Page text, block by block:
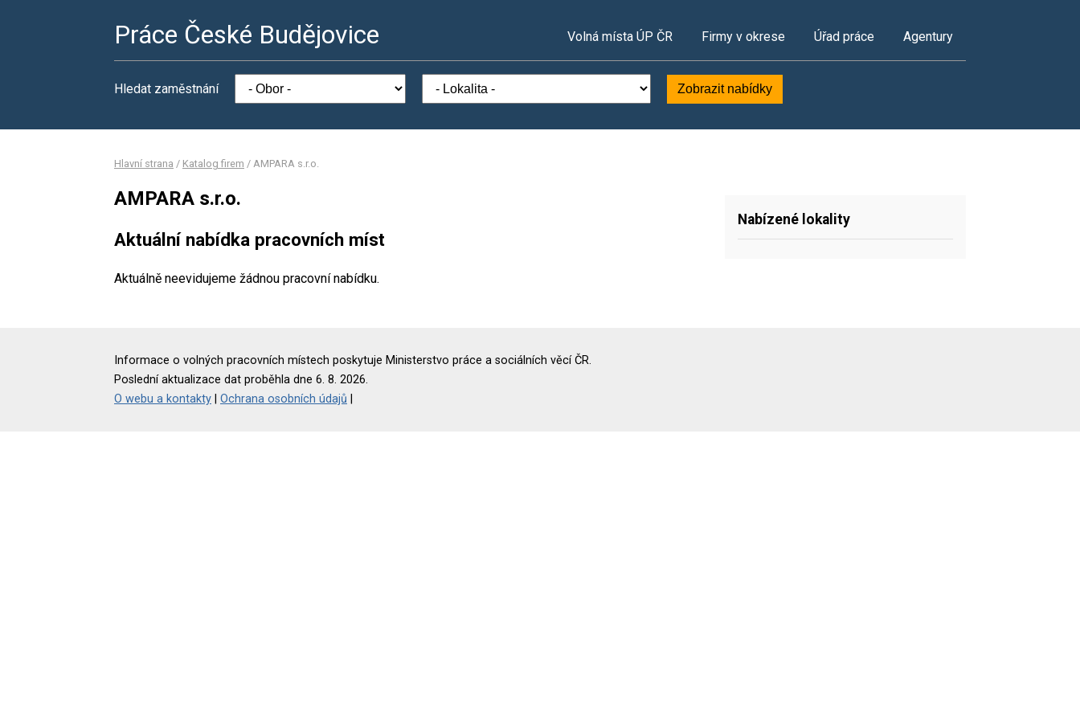
Práce České Budějovice Volná místa ÚP ČR Firmy v okrese Úřad práce Agentury
Hledat zaměstnání Zobrazit nabídky
Hlavní strana / Katalog firem / AMPARA s.r.o.
AMPARA s.r.o.
Aktuální nabídka pracovních míst
Aktuálně neevidujeme žádnou pracovní nabídku.
Nabízené lokality
Informace o volných pracovních místech poskytuje Ministerstvo práce a sociálních věcí ČR.
Poslední aktualizace dat proběhla dne 6. 8. 2026.
O webu a kontakty
Ochrana osobních údajů